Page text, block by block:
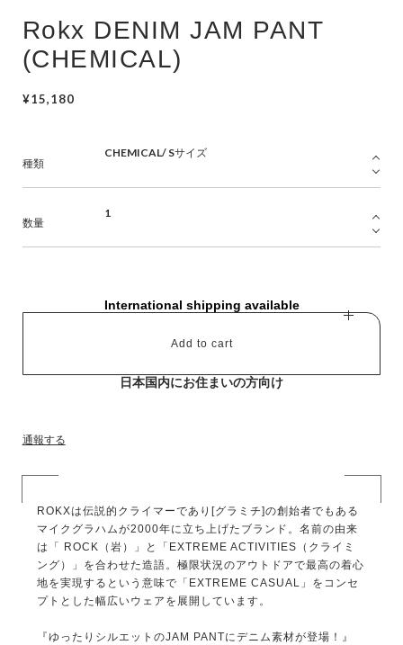
Rokx DENIM JAM PANT
(CHEMICAL)
¥15,180
種類
数量
International shipping available
Add to cart
日本国内にお住まいの方向け
通報する
ROKXは伝説的クライマーであり[グラミチ]の創始者でもある
マイクグラハムが2000年に立ち上げたブランド。名前の由来
は「 ROCK（岩）」と「EXTREME ACTIVITIES（クライミ
ング）」を合わせた造語。極限状況のアウトドアで最高の着心
地を実現するという意味で「EXTREME CASUAL」をコンセ
プトとした幅広いウェアを展開しています。
『ゆったりシルエットのJAM PANTにデニム素材が登場！』